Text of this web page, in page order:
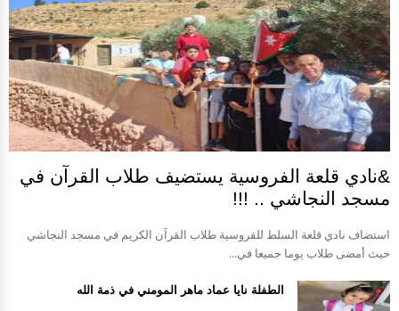
&نادي قلعة الفروسية يستضيف طلاب القرآن في
مسجد النجاشي .. !!!
استضاف نادي قلعة السلط للفروسية طلاب القرآن الكريم في مسجد النجاشي
حيث أمضى طلاب يوما جميعا في...
الطفلة نايا عماد ماهر المومني في ذمة الله